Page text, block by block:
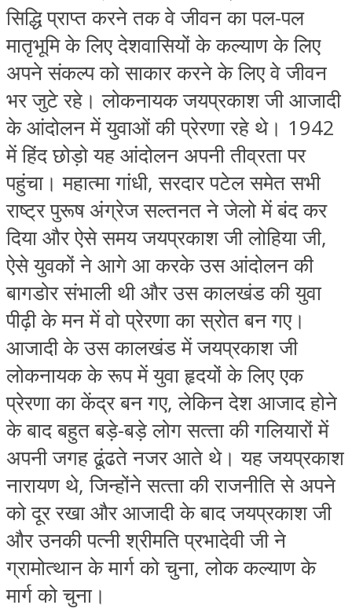
सिद्धि प्राप्‍त करने तक वे जीवन का पल-पल
मातृभूमि के लिए देशवासियों के कल्‍याण के लिए
अपने संकल्‍प को साकार करने के लिए वे जीवन
भर जुटे रहे। लोकनायक जयप्रकाश जी आजादी
के आंदोलन में युवाओं की प्रेरणा रहे थे। 1942
में हिंद छोड़ो यह आंदोलन अपनी तीव्रता पर
पहुंचा। महात्‍मा गांधी, सरदार पटेल समेत सभी
राष्‍ट्र पुरूष अंग्रेज सल्‍तनत ने जेलो में बंद कर
दिया और ऐसे समय जयप्रकाश जी लोहिया जी,
ऐसे युवकों ने आगे आ करके उस आंदोलन की
बागडोर संभाली थी और उस कालखंड की युवा
पीढ़ी के मन में वो प्रेरणा का स्रोत बन गए।
आजादी के उस कालखंड में जयप्रकाश जी
लोकनायक के रूप में युवा हृदयों के लिए एक
प्रेरणा का केंद्र बन गए, लेकिन देश आजाद होने
के बाद बहुत बड़े-बड़े लोग सत्‍ता की गलियारों में
अपनी जगह ढूंढते नजर आते थे। यह जयप्रकाश
नारायण थे, जिन्‍होंने सत्‍ता की राजनीति से अपने
को दूर रखा और आजादी के बाद जयप्रकाश जी
और उनकी पत्‍नी श्रीमति प्रभादेवी जी ने
ग्रामोत्‍थान के मार्ग को चुना, लोक कल्‍याण के
मार्ग को चुना।